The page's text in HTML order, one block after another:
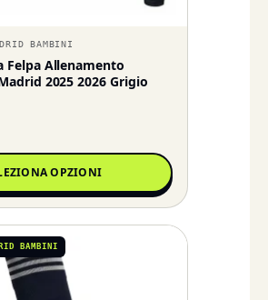
BAMBINI
Felpa Allenamento
2025 2026 Grigio
OPZIONI
BAMBINI